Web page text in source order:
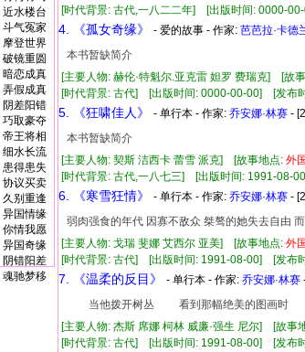
近水楼台
斗气冤家
摩登世界
破镜重圆
暗恋成真
弄假成真
阴差阳错
巧取豪夺
帝王将相
细水长流
患得患失
协议买卖
久别重逢
异国情缘
你情我愿
异国奇缘
阴错阳差
魂驰梦移
[时代背景: 古代,一八二二年] [出版时间:
4. 《孤女奇缘》 - 爱的故事 - 作家: 芭芭拉·卡德
本书暂缺简介
[主要人物: 赫伦·特魁尔.亚克雷 妲罗 费瑞克] [故
[时代背景: 古代] [出版时间: 0000-00-00] [发
5. 《狂啸佳人》 - 单行本 - 作家: 乔安娜·林赛 -
本书暂缺简介
[主要人物: 契斯 洁西卡 蕾雪 派克] [故事地点: 外国
[时代背景: 古代,一八七三] [出版时间: 1991-
6. 《寒雪狂情》 - 单行本 - 作家: 乔安娜·林赛 -
弱肉强食的年代 因寡不敌众 桀骜的她失去自由
[主要人物: 戈瑞 斐娜 艾西尔 亚美] [故事地点: 外国
[时代背景: 古代] [出版时间: 1991-08-00] [发
7. 《温柔的反目》 - 单行本 - 作家: 乔安娜·林赛
当他拨开树丛 看到那幅绝美的图画时
[主要人物: 杰斯 席娜 柯林 威廉·强生 尼尔] [故事
[时代背景: 古代] [出版时间: 1991-08-00] [发